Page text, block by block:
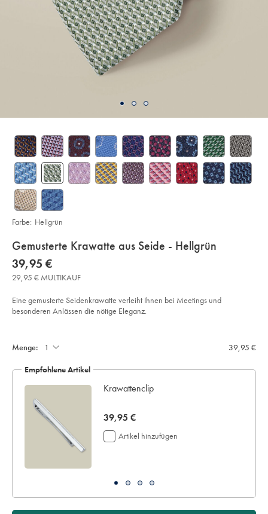
details
about
product:
Gemusterte Krawatte aus Seide - Hellgrün
Details
https://www.charlestyrwhitt.com/de/gemusterte-
krawatte-
aus-
seide%C2%A0-
hellgruen/TIC2122LGN.html?
sourceCode=dmdefault
now
39,95
€
39,95 €
29,95 € MULTIKAUF
Eine gemusterte Seidenkrawatte verleiht Ihnen bei Meetings und
besonderen Anlässen die nötige Eleganz.
Farbe: Hellgrün
Actions
cart
options
Menge: 39,95 €
Empfohlene Artikel
Krawattenclip
now
39,95
€
39,95 €
Artikel hinzufügen